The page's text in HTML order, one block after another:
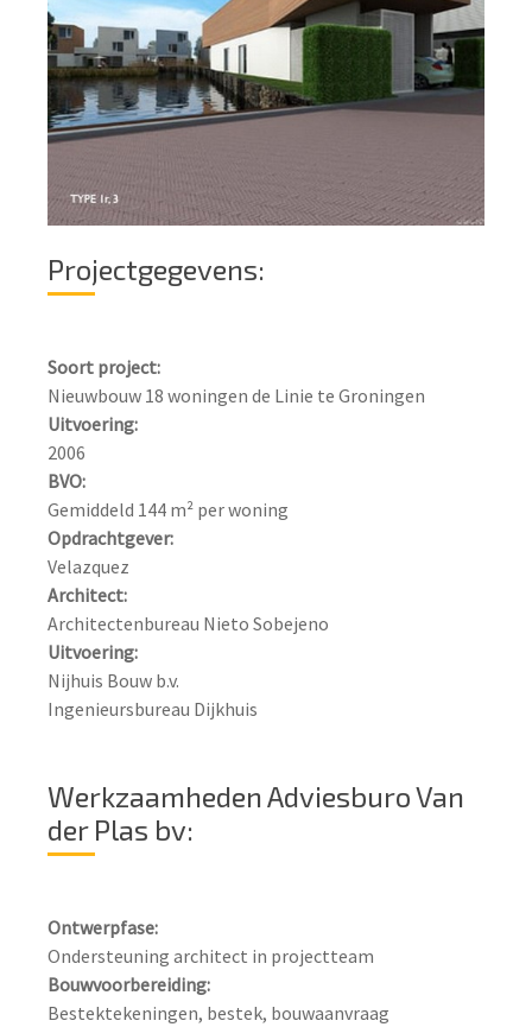
Projectgegevens:
Soort project:
Uitvoering:
BVO:
Opdrachtgever:
Architect:
Uitvoering:
Nijhuis Bouw b.v.
Ingenieursbureau Dijkhuis
Werkzaamheden Adviesburo Van
der Plas bv:
Ontwerpfase:
Bouwvoorbereiding: